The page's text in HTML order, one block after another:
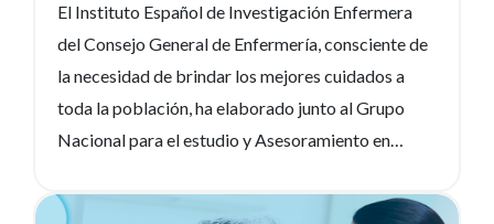
El Instituto Español de Investigación Enfermera
del Consejo General de Enfermería, consciente de
la necesidad de brindar los mejores cuidados a
toda la población, ha elaborado junto al Grupo
Nacional para el estudio y Asesoramiento en
(GNEAUPP), el Marco de actuación enfermera en
Ver noticia